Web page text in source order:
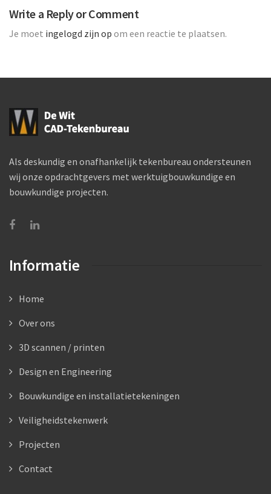
Write a Reply or Comment
Je moet ingelogd zijn op om een reactie te plaatsen.
Als deskundig en onafhankelijk tekenbureau ondersteunen
wij onze opdrachtgevers met werktuigbouwkundige en
bouwkundige projecten.
Informatie
Home
Over ons
3D scannen / printen
Design en Engineering
Bouwkundige en installatietekeningen
Veiligheidstekenwerk
Projecten
Contact